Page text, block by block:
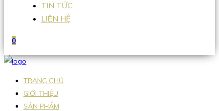
TIN TỨC
LIÊN HỆ
0
TRANG CHỦ
GIỚI THIỆU
SẢN PHẨM